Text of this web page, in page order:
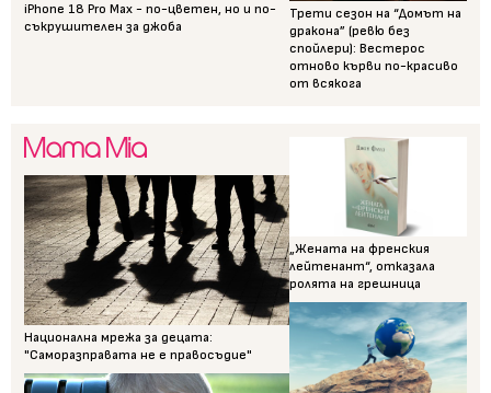
iPhone 18 Pro Max - по-цветен, но и по-
съкрушителен за джоба
Трети сезон на “Домът на
дракона” (ревю без
спойлери): Вестерос
отново кърви по-красиво
от всякога
Национална мрежа за децата:
"Саморазправата не е правосъдие"
„Жената на френския
лейтенант“, отказала
ролята на грешница